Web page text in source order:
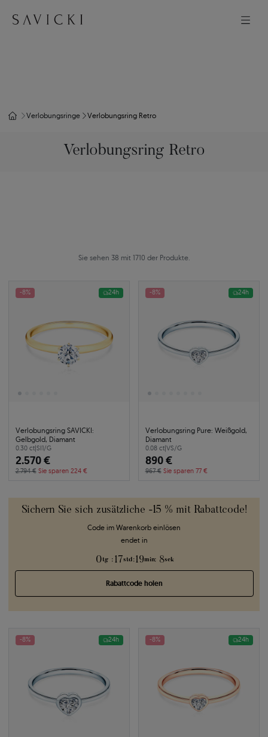
Verlobungsringe Verlobungsring Retro
Verlobungsring Retro
Sie sehen 38 mit 1710 der Produkte.
Sichern Sie sich zusätzliche -15 % mit Rabattcode!
Code im Warenkorb einlösen
endet in
0 tg : 17 std :19min: 7sek
Rabattcode holen
-8% 24h
Verlobungsring SAVICKI:
Gelbgold, Diamant
0.30 ct|SI1/G
2.570 €
2.794 € Sie sparen 224 €
-8% 24h
Verlobungsring Pure: Weißgold,
Diamant
0.08 ct|VS/G
890 €
967 € Sie sparen 77 €
-8% 24h -8% 24h